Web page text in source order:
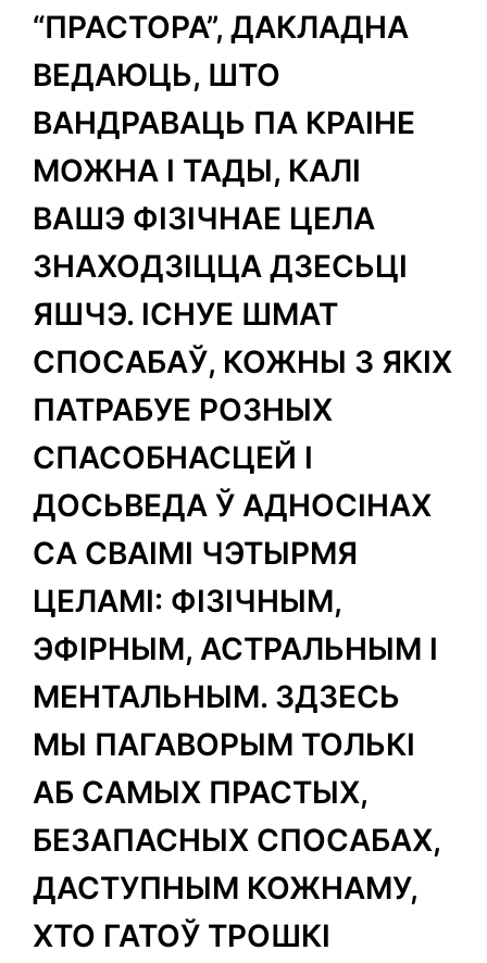
“ПРАСТОРА”, ДАКЛАДНА
ВЕДАЮЦЬ, ШТО
ВАНДРАВАЦЬ ПА КРАІНЕ
МОЖНА І ТАДЫ, КАЛІ
ВАШЭ ФІЗІЧНАЕ ЦЕЛА
ЗНАХОДЗІЦЦА ДЗЕСЬЦІ
ЯШЧЭ. ІСНУЕ ШМАТ
СПОСАБАЎ, КОЖНЫ З ЯКІХ
ПАТРАБУЕ РОЗНЫХ
СПАСОБНАСЦЕЙ І
ДОСЬВЕДА Ў АДНОСІНАХ
СА СВАІМІ ЧЭТЫРМЯ
ЦЕЛАМІ: ФІЗІЧНЫМ,
ЭФІРНЫМ, АСТРАЛЬНЫМ І
МЕНТАЛЬНЫМ. ЗДЗЕСЬ
МЫ ПАГАВОРЫМ ТОЛЬКІ
АБ САМЫХ ПРАСТЫХ,
БЕЗАПАСНЫХ СПОСАБАХ,
ДАСТУПНЫМ КОЖНАМУ,
ХТО ГАТОЎ ТРОШКІ